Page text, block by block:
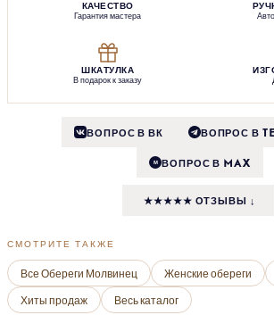
КАЧЕСТВО
Гарантия мастера
ШКАТУЛКА
В подарок к заказу
ВОПРОС В ВК ВОПРОС В
M ВОПРОС В MAX
★★★★★ ОТЗЫВЫ ↓
СМОТРИТЕ ТАКЖЕ
Все Обереги Молвинец Женские обереги
Хиты продаж
Весь каталог